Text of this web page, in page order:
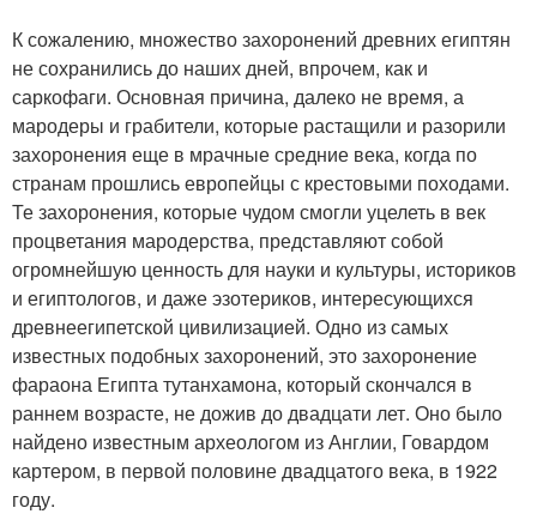
К сожалению, множество захоронений древних египтян
не сохранились до наших дней, впрочем, как и
саркофаги. Основная причина, далеко не время, а
мародеры и грабители, которые растащили и разорили
захоронения еще в мрачные средние века, когда по
странам прошлись европейцы с крестовыми походами.
Те захоронения, которые чудом смогли уцелеть в век
процветания мародерства, представляют собой
огромнейшую ценность для науки и культуры, историков
и египтологов, и даже эзотериков, интересующихся
древнеегипетской цивилизацией. Одно из самых
известных подобных захоронений, это захоронение
фараона Египта тутанхамона, который скончался в
раннем возрасте, не дожив до двадцати лет. Оно было
найдено известным археологом из Англии, Говардом
картером, в первой половине двадцатого века, в 1922
году.